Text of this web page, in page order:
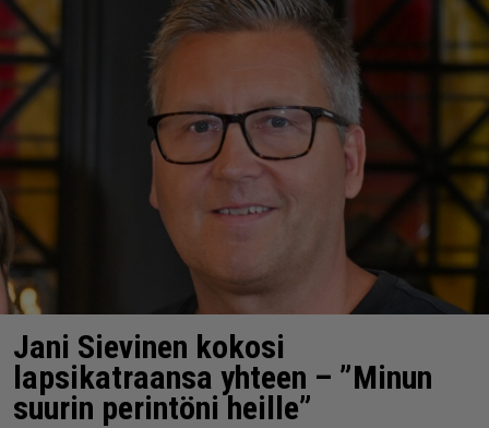
Jani Sievinen kokosi
lapsikatraansa yhteen – ”Minun
suurin perintöni heille”